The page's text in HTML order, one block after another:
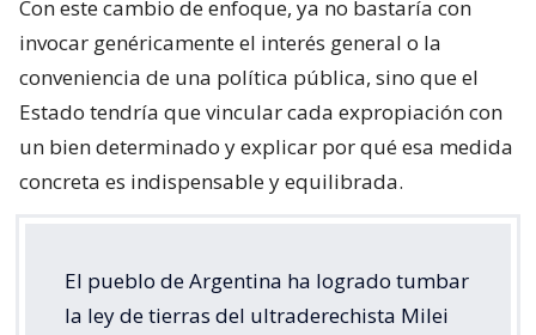
Con este cambio de enfoque, ya no bastaría con
invocar genéricamente el interés general o la
conveniencia de una política pública, sino que el
Estado tendría que vincular cada expropiación con
un bien determinado y explicar por qué esa medida
concreta es indispensable y equilibrada.
El pueblo de Argentina ha logrado tumbar
la ley de tierras del ultraderechista Milei